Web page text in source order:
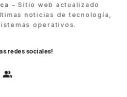
– Sitio web actualizado
noticias de tecnología,
operativos.
redes sociales!